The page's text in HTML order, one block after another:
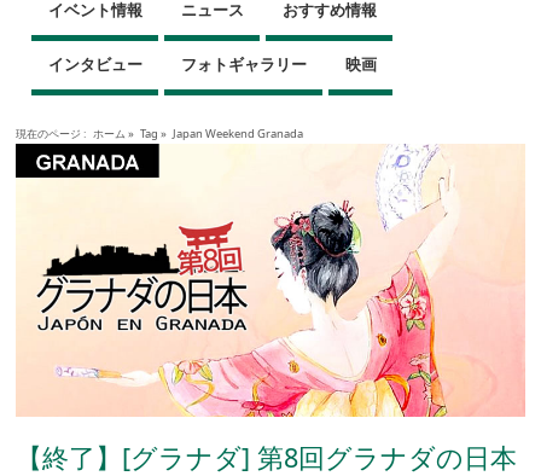
イベント情報 ニュース おすすめ情報
インタビュー フォトギャラリー 映画
現在のページ : ホーム » Tag » Japan Weekend Granada
【終了】[グラナダ] 第8回グラナダの日本